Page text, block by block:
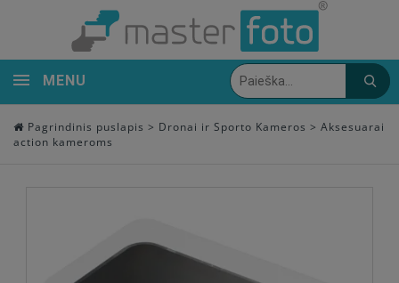
MENU
Pagrindinis puslapis > Dronai ir Sporto Kameros > Aksesuarai
action kameroms